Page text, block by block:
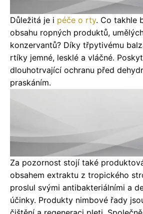
Důležitá je i péče o rty. Co takhle
obsahu ropných produktů,
konzervantů? Díky třpytivému
rtíky jemné, lesklé a vláčné.
dlouhotrvající ochranu před
praskáním.
Za pozornost stojí také
obsahem extraktu z tropického
proslul svými antibakteriálními a
účinky. Produkty nimbové řady